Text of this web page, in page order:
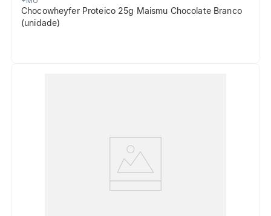
Chocowheyfer Proteico 25g Maismu Chocolate Branco
(unidade)